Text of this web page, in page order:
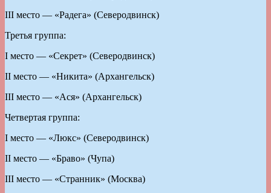
III место — «Радега» (Северодвинск)
Третья группа:
I место — «Секрет» (Северодвинск)
II место — «Никита» (Архангельск)
III место — «Ася» (Архангельск)
Четвертая группа:
I место — «Люкс» (Северодвинск)
II место — «Браво» (Чупа)
III место — «Странник» (Москва)